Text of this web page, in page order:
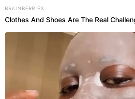
BRAINBERRIES
Clothes And Shoes Are The Real